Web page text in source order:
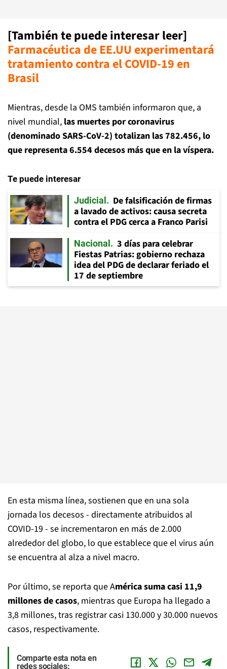
[También te puede interesar leer]
Farmacéutica de EE.UU experimentará
tratamiento contra el COVID-19 en
Brasil
Mientras, desde la OMS también informaron que, a
nivel mundial, las muertes por coronavirus
(denominado SARS-CoV-2) totalizan las 782.456, lo
que representa 6.554 decesos más que en la víspera.
Te puede interesar
Judicial
De falsificación de firmas
a lavado de activos: causa secreta
contra el PDG cerca a Franco Parisi
Nacional
3 días para celebrar
Fiestas Patrias: gobierno rechaza
idea del PDG de declarar feriado el
17 de septiembre
En esta misma línea, sostienen que en una sola
jornada los decesos - directamente atribuidos al
COVID-19 - se incrementaron en más de 2.000
alrededor del globo, lo que establece que el virus aún
se encuentra al alza a nivel macro.
Por último, se reporta que América suma casi 11,9
millones de casos, mientras que Europa ha llegado a
3,8 millones, tras registrar casi 130.000 y 30.000 nuevos
casos, respectivamente.
Comparte esta nota en
redes sociales: